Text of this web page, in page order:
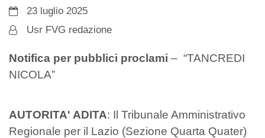
23 luglio 2025
Usr FVG redazione
Notifica per pubblici proclami – “TANCREDI
NICOLA”
AUTORITA' ADITA: Il Tribunale Amministrativo
Regionale per il Lazio (Sezione Quarta Quater)